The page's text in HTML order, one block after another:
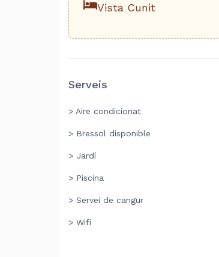
Vista Cunit
Serveis
> Aire condicionat
> Bressol disponible
> Jardí
> Piscina
> Servei de cangur
> Wifi